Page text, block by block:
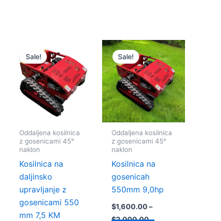
Sale!
Oddaljena kosilnica
z gosenicami 45°
naklon
Kosilnica na
daljinsko
upravljanje z
gosenicami 550
mm 7,5 KM
razpon:
od
$1,500.00
do
$1,900.00
izdelek
ima
več
različic.
Možnosti
izberete
Sale!
Oddaljena kosilnica
z gosenicami 45°
naklon
Kosilnica na
gosenicah
550mm 9,0hp
$1,600.00 –
$2,000.00
Cenovni
razpon:
od
$1,600.00
do
$2,000.00
Ta
izdelek
ima
več
različic.
Možnosti
lahko
izberete